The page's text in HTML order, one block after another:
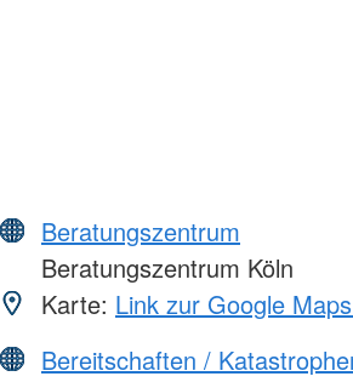
Beratungszentrum
Beratungszentrum Köln
Karte: Link zur Google
Bereitschaften /